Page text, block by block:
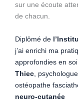
sur une écoute
de chacun.
Diplômé de
j’ai enrichi ma
approfondies en
Thiec ,
ostéopathe
neuro-cutanée